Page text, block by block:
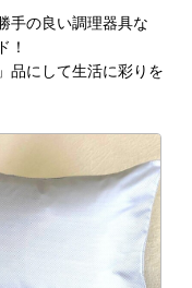
手の良い調理器具な
！
品にして生活に彩りを